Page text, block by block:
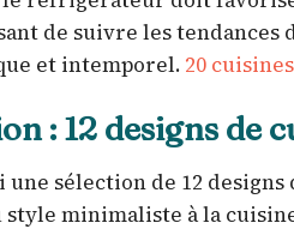
de suivre les
et intemporel. 20
: 12 designs de
une sélection de 12
style minimaliste à la